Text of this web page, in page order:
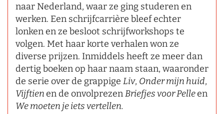
naar Nederland, waar ze ging studeren en
werken. Een schrijfcarrière bleef echter
lonken en ze besloot schrijfworkshops te
volgen. Met haar korte verhalen won ze
diverse prijzen. Inmiddels heeft ze meer dan
dertig boeken op haar naam staan, waaronder
de serie over de grappige Liv, Onder mijn huid,
Vijftienen de onvolprezenBriefjes voor Pelleen
We moeten je iets vertellen.